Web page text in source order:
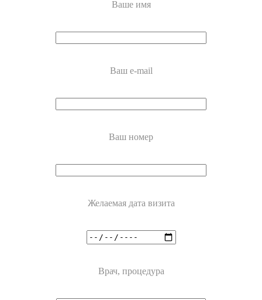
Ваше имя
Ваш e-mail
Ваш номер
Желаемая дата визита
Врач, процедура